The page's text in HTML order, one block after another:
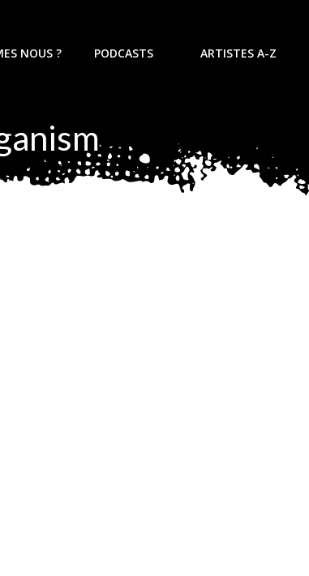
NOUS ? PODCASTS ARTISTES A-Z